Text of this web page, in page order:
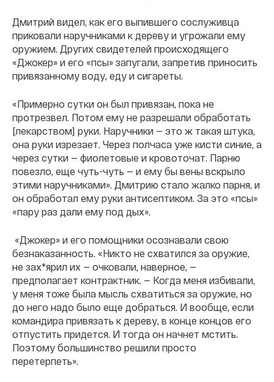
Дмитрий видел, как его выпившего сослуживца
приковали наручниками к дереву и угрожали ему
оружием. Других свидетелей происходящего
«Джокер» и его «псы» запугали, запретив приносить
привязанному воду, еду и сигареты.
«Примерно сутки он был привязан, пока не
протрезвел. Потом ему не разрешали обработать
[лекарством] руки. Наручники — это ж такая штука,
она руки изрезает. Через полчаса уже кисти синие, а
через сутки — фиолетовые и кровоточат. Парню
повезло, еще чуть-чуть — и ему бы вены вскрыло
этими наручниками». Дмитрию стало жалко парня, и
он обработал ему руки антисептиком. За это «псы»
«пару раз дали ему под дых».
«Джокер» и его помощники осознавали свою
безнаказанность. «Никто не схватился за оружие,
не зах*ярил их — очковали, наверное, —
предполагает контрактник. — Когда меня избивали,
у меня тоже была мысль схватиться за оружие, но
до него надо было еще добраться. И вообще, если
командира привязать к дереву, в конце концов его
отпустить придется. И тогда он начнет мстить.
Поэтому большинство решили просто
перетерпеть».